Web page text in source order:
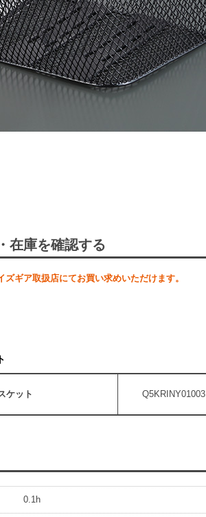
在庫を確認する
ズギア取扱店にてお買い求めいただけます。
ケット Q5KRINY01003
0.1h